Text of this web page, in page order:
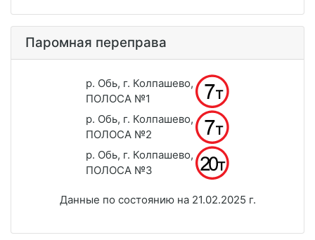
Паромная переправа
р. Обь, г. Колпашево,
ПОЛОСА №1
р. Обь, г. Колпашево,
ПОЛОСА №2
р. Обь, г. Колпашево,
ПОЛОСА №3
Данные по состоянию на 21.02.2025 г.